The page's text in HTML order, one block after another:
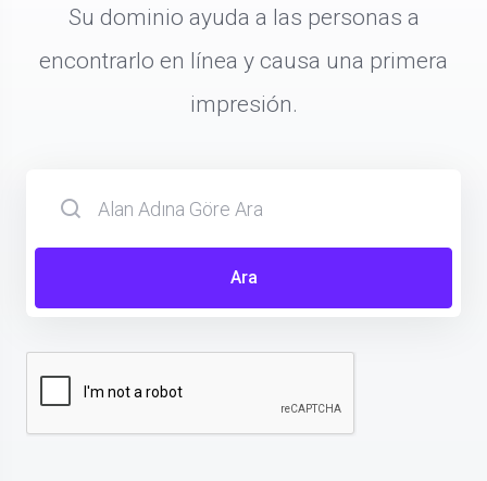
Su dominio ayuda a las personas a
encontrarlo en línea y causa una primera
impresión.
Ara